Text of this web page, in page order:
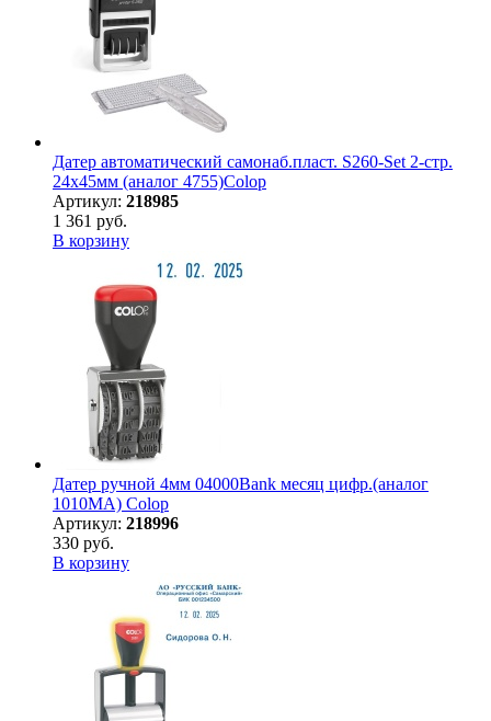
Датер автоматический самонаб.пласт. S260-Set 2-стр.
24х45мм (аналог 4755)Colop
Артикул: 218985
1 361 руб.
В корзину
Датер ручной 4мм 04000Bank месяц цифр.(аналог
1010МА) Colop
Артикул: 218996
330 руб.
В корзину